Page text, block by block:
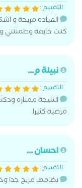
التقييم :
العياده مريحة و
كنت خايفة وطمنتني
نبيلة م...
التقييم :
النتيجة ممتازه
مرضية كثيرا.
احسان ...
التقييم :
نظامها مريح جدا